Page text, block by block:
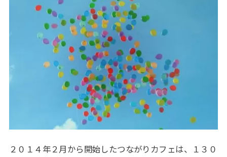
２０１４年２月から開始したつながりカフェは、１３０